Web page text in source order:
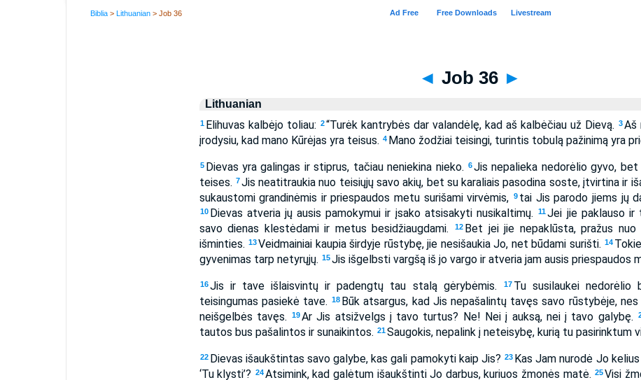
Biblia >Lithuanian > Job 36
◄ Job 36 ►
Lithuanian
1 Elihuvas kalbėjo toliau: 2“Turėk kantrybės dar valandėlę, kad aš kalbėčiau už Dievą. 3Aš
įrodysiu, kad mano Kūrėjas yra teisus. 4 Mano žodžiai teisingi, turintis tobulą pažinimą yra
5 Dievas yra galingas ir stiprus, tačiau neniekina nieko. 6Jis nepalieka nedorėlio gyvo, bet
teises. 7Jis neatitraukia nuo teisiųjų savo akių, bet su karaliais pasodina soste, įtvirtina ir
sukaustomi grandinėmis ir priespaudos metu surišami virvėmis, 9 tai Jis parodo jiems jų
10 Dievas atveria jų ausis pamokymui ir įsako atsisakyti nusikaltimų. 11Jei jie paklauso ir
savo dienas klestėdami ir metus besidžiaugdami.
12 Bet jei jie nepaklūsta, pražus nuo
išminties. 13Veidmainiai kaupia širdyje rūstybę, jie nesišaukia Jo, net būdami surišti. 14
gyvenimas tarp netyrųjų. 15 Jis išgelbsti vargšą iš jo vargo ir atveria jam ausis priespaudos
16 Jis ir tave išlaisvintų ir padengtų tau stalą gėrybėmis. 17 Tu susilaukei nedorėlio
teisingumas pasiekė tave. 18 Būk atsargus, kad Jis nepašalintų tavęs savo rūstybėje,
neišgelbės tavęs.
19Ar Jis atsižvelgs į tavo turtus? Ne! Nei į auksą, nei į tavo galybę.
tautos bus pašalintos ir sunaikintos. 21 Saugokis, nepalink į neteisybę, kurią tu pasirinktum
22 Dievas išaukštintas savo galybe, kas gali pamokyti kaip Jis? 23 Kas Jam nurodė Jo
‘Tu klysti’? 24Atsimink, kad galėtum išaukštinti Jo darbus, kuriuos žmonės matė. 25Visi